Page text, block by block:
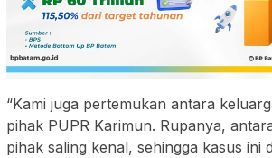
“Kami juga pertemukan antara
pihak PUPR Karimun. Rupanya,
pihak saling kenal, sehingga kasus ini